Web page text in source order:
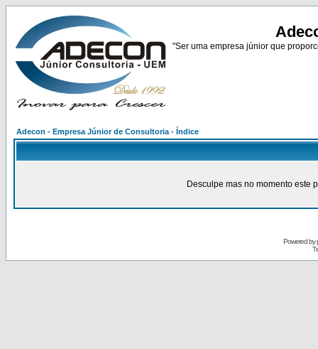
"Ser uma empresa júnior que
Adecon - Empresa Júnior de Consultoria - Índice
Desculpe mas no momento este
Powered by